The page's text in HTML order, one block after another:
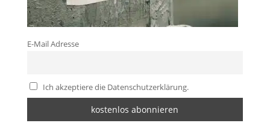
E-Mail Adresse
Ich akzeptiere die Datenschutzerklärung.